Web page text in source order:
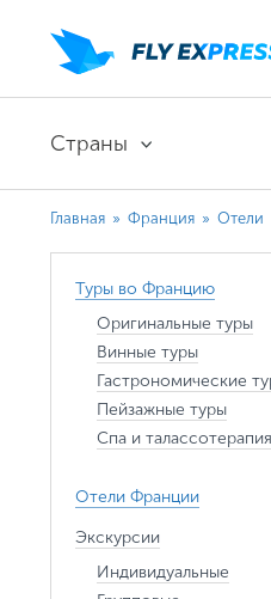
Страны
Главная » Франция » Отели
Туры во Францию
Оригинальные туры
Винные туры
Гастрономические
Пейзажные туры
Спа и талассотерапия
Отели Франции
Экскурсии
Индивидуальные